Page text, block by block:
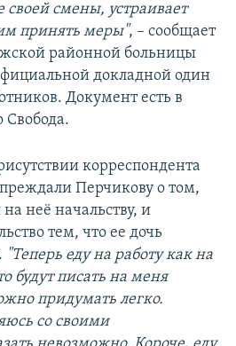
своей смены, устраивает
принять меры", – сообщает
районной больницы
докладной один
Документ есть в
корреспондента
Перчикову о том,
неё начальству, и
тем, что ее дочь
"Теперь еду на работу как на
будут писать на меня
придумать легко.
со своими